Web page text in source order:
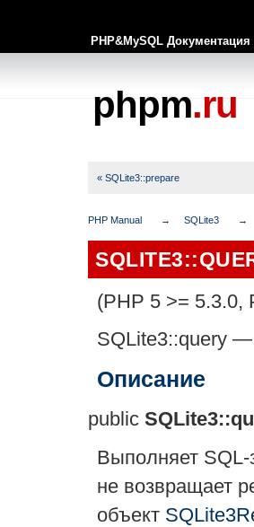
PHP&MySQL
phpm.ru
« SQLite3::prepare
PHP Manual SQLite3
(PHP 5 >= 5.3.0,
SQLite3::query —
Описание
public
Выполняет
не возвращает
объект